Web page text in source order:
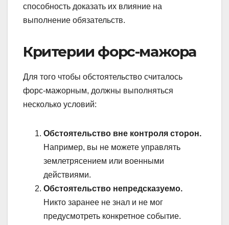
способность доказать их влияние на
выполнение обязательств.
Критерии форс-мажора
Для того чтобы обстоятельство считалось
форс-мажорным, должны выполняться
несколько условий:
Обстоятельство вне контроля сторон.
Например, вы не можете управлять
землетрясением или военными
действиями.
Обстоятельство непредсказуемо.
Никто заранее не знал и не мог
предусмотреть конкретное событие.